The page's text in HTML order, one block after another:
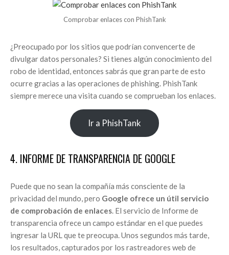
Comprobar enlaces con PhishTank
¿Preocupado por los sitios que podrían convencerte de
divulgar datos personales? Si tienes algún conocimiento del
robo de identidad, entonces sabrás que gran parte de esto
ocurre gracias a las operaciones de phishing. PhishTank
siempre merece una visita cuando se comprueban los enlaces.
Ir a PhishTank
4. INFORME DE TRANSPARENCIA DE GOOGLE
Puede que no sean la compañía más consciente de la
privacidad del mundo, pero Google ofrece un útil servicio
de comprobación de enlaces. El servicio de Informe de
transparencia ofrece un campo estándar en el que puedes
ingresar la URL que te preocupa. Unos segundos más tarde,
los resultados, capturados por los rastreadores web de